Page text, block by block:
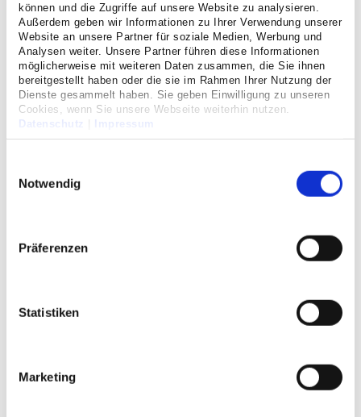
können und die Zugriffe auf unsere Website zu analysieren.
Außerdem geben wir Informationen zu Ihrer Verwendung unserer
Website an unsere Partner für soziale Medien, Werbung und
Analysen weiter. Unsere Partner führen diese Informationen
möglicherweise mit weiteren Daten zusammen, die Sie ihnen
bereitgestellt haben oder die sie im Rahmen Ihrer Nutzung der
Dienste gesammelt haben. Sie geben Einwilligung zu unseren
Cookies, wenn Sie unsere Webseite weiterhin nutzen.
Datenschutz
Impressum
Notwendig
Präferenzen
Statistiken
Marketing
einfachCellitinnen: Das neue
Magazin der Stiftung der
1. Ausgabe erschienen
Die erste Ausgabe des neuen Magazins
Cellitinnen.